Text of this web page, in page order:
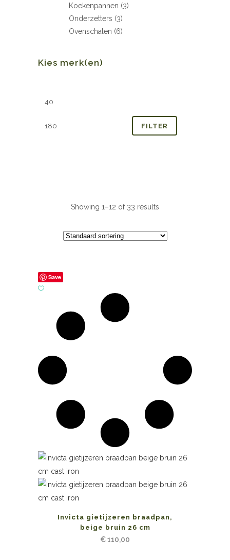
Koekenpannen (3)
Onderzetters (3)
Ovenschalen (6)
Kies merk(en)
FILTER
Showing 1–12 of 33 results
Save
Invicta gietijzeren braadpan,
beige bruin 26 cm
€110,00